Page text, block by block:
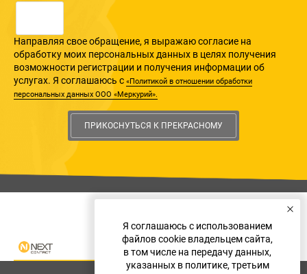
Направляя свое обращение, я выражаю согласие на
обработку моих персональных данных в целях получения
возможности регистрации и получения информации об
услугах. Я соглашаюсь с «Политикой в отношении обработки
персональных данных ООО «Меркурий».
ПРИКОСНУТЬСЯ К ПРЕКРАСНОМУ
Я соглашаюсь с использованием
файлов cookie владельцем сайта,
в том числе на передачу данных,
указанных в политике, третьим